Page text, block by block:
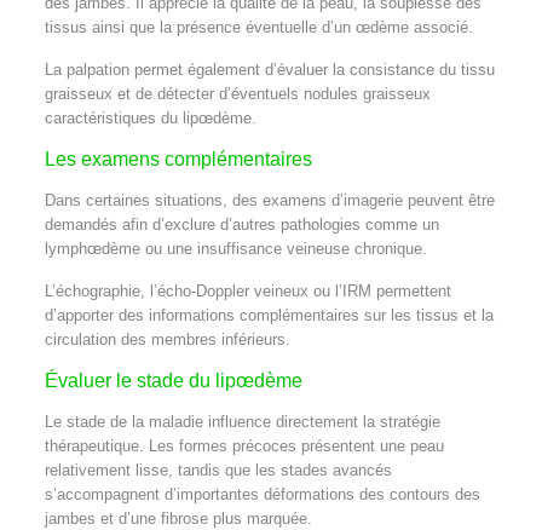
tissus ainsi que la présence éventuelle d’un œdème associé.
La palpation permet également d’évaluer la consistance du tissu
graisseux et de détecter d’éventuels nodules graisseux
caractéristiques du lipœdème.
Les examens complémentaires
Dans certaines situations, des examens d’imagerie peuvent être
demandés afin d’exclure d’autres pathologies comme un
lymphœdème ou une insuffisance veineuse chronique.
L’échographie, l’écho-Doppler veineux ou l’IRM permettent
d’apporter des informations complémentaires sur les tissus et la
circulation des membres inférieurs.
Évaluer le stade du lipœdème
Le stade de la maladie influence directement la stratégie
thérapeutique. Les formes précoces présentent une peau
relativement lisse, tandis que les stades avancés
s’accompagnent d’importantes déformations des contours des
jambes et d’une fibrose plus marquée.